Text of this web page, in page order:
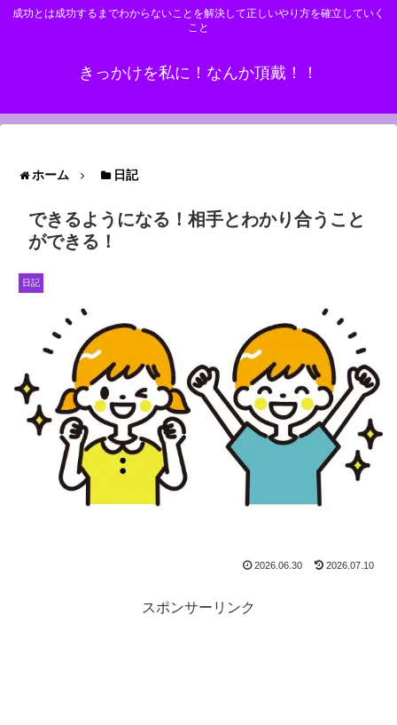
成功とは成功するまでわからないことを解決して正しいやり方を確立していく
こと
きっかけを私に！なんか頂戴！！
ホーム 日記
できるようになる！相手とわかり合うこと
ができる！
日記
2026.06.30 2026.07.10
スポンサーリンク